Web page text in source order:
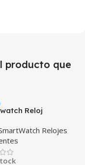
producto que
Reloj
Niños SOS
Relojes